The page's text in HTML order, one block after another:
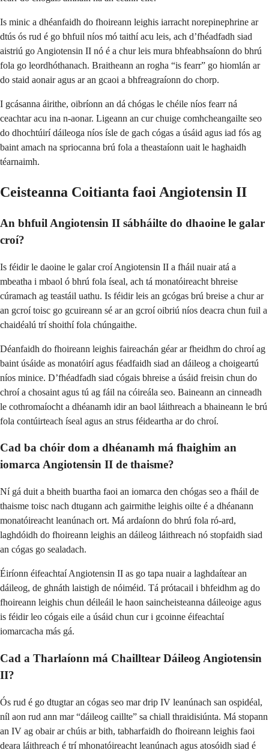
Is minic a dhéanfaidh do fhoireann leighis iarracht norepinephrine ar
dtús ós rud é go bhfuil níos mó taithí acu leis, ach d’fhéadfadh siad
aistriú go Angiotensin II nó é a chur leis mura bhfeabhsaíonn do bhrú
fola go leordhóthanach. Braitheann an rogha “is fearr” go hiomlán ar
do staid aonair agus ar an gcaoi a bhfreagraíonn do chorp.
I gcásanna áirithe, oibríonn an dá chógas le chéile níos fearr ná
ceachtar acu ina n-aonar. Ligeann an cur chuige comhcheangailte seo
do dhochtúirí dáileoga níos ísle de gach cógas a úsáid agus iad fós ag
baint amach na spriocanna brú fola a theastaíonn uait le haghaidh
téarnaimh.
Ceisteanna Coitianta faoi Angiotensin II
An bhfuil Angiotensin II sábháilte do dhaoine le galar
croí?
Is féidir le daoine le galar croí Angiotensin II a fháil nuair atá a
mbeatha i mbaol ó bhrú fola íseal, ach tá monatóireacht bhreise
cúramach ag teastáil uathu. Is féidir leis an gcógas brú breise a chur ar
an gcroí toisc go gcuireann sé ar an gcroí oibriú níos deacra chun fuil a
chaidéalú trí shoithí fola chúngaithe.
Déanfaidh do fhoireann leighis faireachán géar ar fheidhm do chroí ag
baint úsáide as monatóirí agus féadfaidh siad an dáileog a choigeartú
níos minice. D’fhéadfadh siad cógais bhreise a úsáid freisin chun do
chroí a chosaint agus tú ag fáil na cóireála seo. Baineann an cinneadh
le cothromaíocht a dhéanamh idir an baol láithreach a bhaineann le brú
fola contúirteach íseal agus an strus féideartha ar do chroí.
Cad ba chóir dom a dhéanamh má fhaighim an
iomarca Angiotensin II de thaisme?
Ní gá duit a bheith buartha faoi an iomarca den chógas seo a fháil de
thaisme toisc nach dtugann ach gairmithe leighis oilte é a dhéanann
monatóireacht leanúnach ort. Má ardaíonn do bhrú fola ró-ard,
laghdóidh do fhoireann leighis an dáileog láithreach nó stopfaidh siad
an cógas go sealadach.
Éiríonn éifeachtaí Angiotensin II as go tapa nuair a laghdaítear an
dáileog, de ghnáth laistigh de nóiméid. Tá prótacail i bhfeidhm ag do
fhoireann leighis chun déileáil le haon saincheisteanna dáileoige agus
is féidir leo cógais eile a úsáid chun cur i gcoinne éifeachtaí
iomarcacha más gá.
Cad a Tharlaíonn má Chailltear Dáileog Angiotensin
II?
Ós rud é go dtugtar an cógas seo mar drip IV leanúnach san ospidéal,
níl aon rud ann mar “dáileog caillte” sa chiall thraidisiúnta. Má stopann
an IV ag obair ar chúis ar bith, tabharfaidh do fhoireann leighis faoi
deara láithreach é trí mhonatóireacht leanúnach agus atosóidh siad é